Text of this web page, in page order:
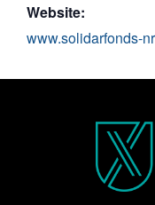
Website:
www.solidarfonds-